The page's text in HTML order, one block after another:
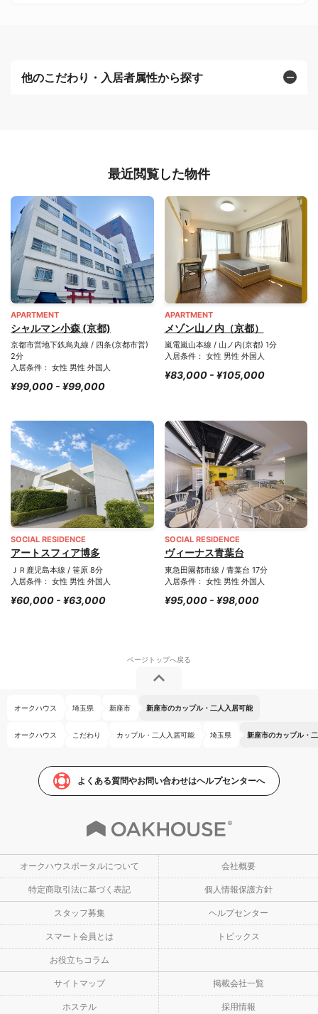
他のこだわり・入居者属性から探す
最近閲覧した物件
APARTMENT
シャルマン小森 (京都)
京都市営地下鉄烏丸線 / 四条(京都市営)
2分
入居条件： 女性 男性 外国人
¥99,000 - ¥99,000
APARTMENT
メゾン山ノ内（京都）
嵐電嵐山本線 / 山ノ内(京都) 1分
入居条件： 女性 男性 外国人
¥83,000 - ¥105,000
SOCIAL RESIDENCE
アートスフィア博多
ＪＲ鹿児島本線 / 笹原 8分
入居条件： 女性 男性 外国人
¥60,000 - ¥63,000
SOCIAL RESIDENCE
ヴィーナス青葉台
東急田園都市線 / 青葉台 17分
入居条件： 女性 男性 外国人
¥95,000 - ¥98,000
オークハウス 埼玉県 新座市 新座市のカップル・二人入居可能
オークハウス こだわり カップル・二人入居可能 埼玉県 新座市のカップル・
よくある質問やお問い合わせはヘルプセンターへ
オークハウスポータルについて 会社概要
特定商取引法に基づく表記 個人情報保護方針
スタッフ募集 ヘルプセンター
スマート会員とは トピックス
お役立ちコラム
サイトマップ 掲載会社一覧
ホステル 採用情報